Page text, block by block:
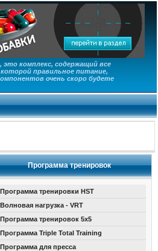
комплекс, содержащий все
правильное питание,
очень скоро будете
Программа тренировок
Программа тренировки HST
Волновая нагрузка - VRT
Программа тренировок 5х5
Программа Triple Total Training
Программа для пресса